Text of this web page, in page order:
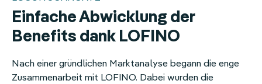
Einfache Abwicklung der
Benefits dank LOFINO
Nach einer gründlichen Marktanalyse begann die enge
Zusammenarbeit mit LOFINO. Dabei wurden die